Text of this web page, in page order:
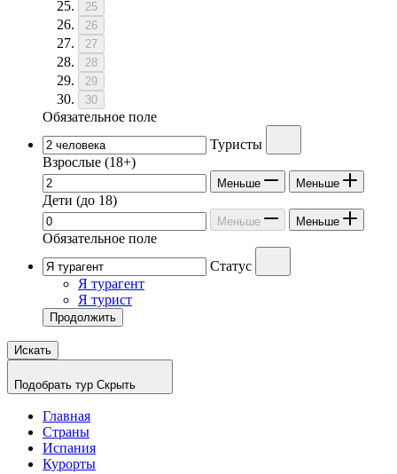
25
26
27
28
29
30
Обязательное поле
Туристы
Взрослые (18+)
Меньше Меньше
Дети (до 18)
Меньше Меньше
Обязательное поле
Статус
Я турагент
Я турист
Продолжить
Искать
Подобрать тур Скрыть
Главная
Страны
Испания
Курорты